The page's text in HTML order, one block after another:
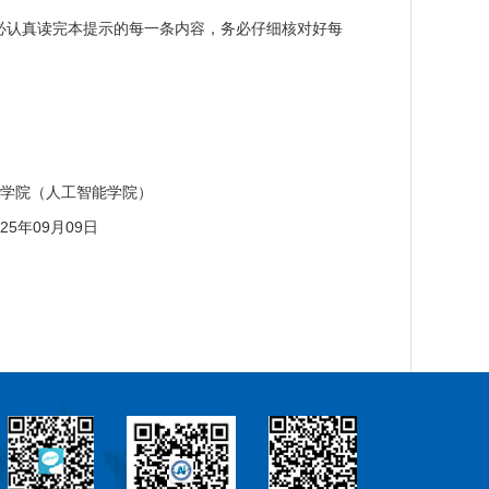
真读完本提示的每一条内容，务必仔细核对好每
院）